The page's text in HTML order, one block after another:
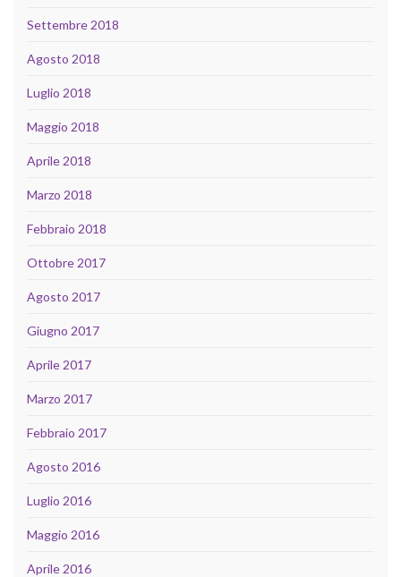
Settembre 2018
Agosto 2018
Luglio 2018
Maggio 2018
Aprile 2018
Marzo 2018
Febbraio 2018
Ottobre 2017
Agosto 2017
Giugno 2017
Aprile 2017
Marzo 2017
Febbraio 2017
Agosto 2016
Luglio 2016
Maggio 2016
Aprile 2016